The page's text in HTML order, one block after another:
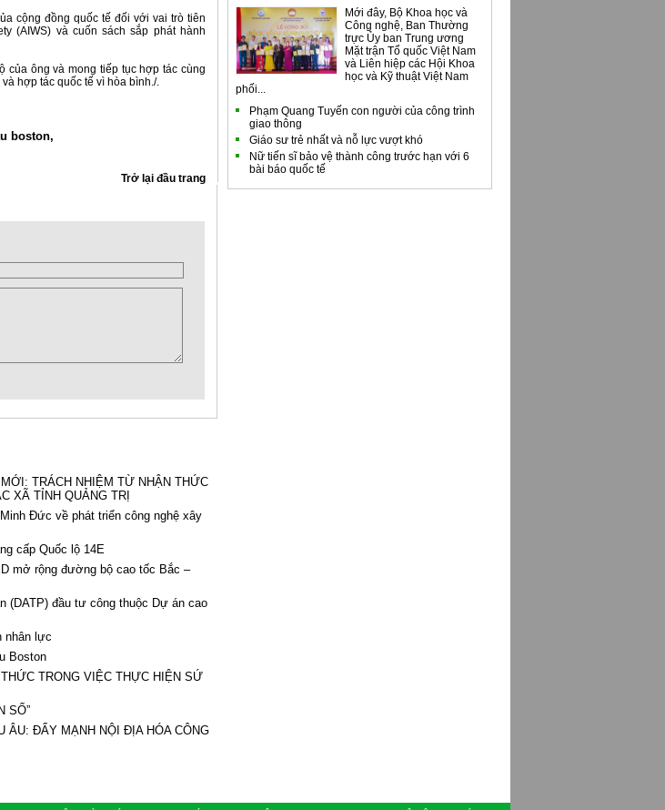
cộng đồng quốc tế đối với vai trò tiên
(AIWS) và cuốn sách sắp phát hành
của ông và mong tiếp tục hợp tác cùng
hợp tác quốc tế vì hòa bình./.
boston,
Trở lại đầu trang
TRÁCH NHIỆM TỪ NHẬN THỨC
XÃ TỈNH QUẢNG TRỊ
Đức về phát triển công nghệ xây
cấp Quốc lộ 14E
mở rộng đường bộ cao tốc Bắc –
(DATP) đầu tư công thuộc Dự án cao
nhân lực
Boston
TRONG VIỆC THỰC HIỆN SỨ
SỐ”
ÂU: ĐẨY MẠNH NỘI ĐỊA HÓA CÔNG
Mới đây, Bộ Khoa học và
Công nghệ, Ban Thường
trực Ủy ban Trung ương
Mặt trận Tổ quốc Việt Nam
và Liên hiệp các Hội Khoa
học và Kỹ thuật Việt Nam
phối...
Phạm Quang Tuyến con người của công trình
giao thông
Giáo sư trẻ nhất và nỗ lực vượt khó
Nữ tiến sĩ bảo vệ thành công trước hạn với 6
bài báo quốc tế